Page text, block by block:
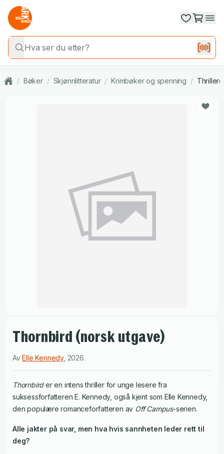
/ Bøker / Skjønnlitteratur / Krimbøker og spenning / Thrillere
Thornbird (norsk utgave)
AvElle Kennedy, 2026.
Thornbirder en intens thriller for unge lesere fra
suksessforfatteren E. Kennedy, også kjent som Elle Kennedy,
den populære romanceforfatteren av Off Campus-serien.
Alle jakter på svar, men hva hvis sannheten leder rett til
deg?